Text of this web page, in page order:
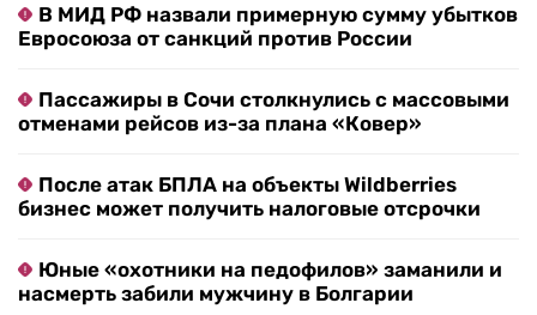
В МИД РФ назвали примерную сумму убытков
Евросоюза от санкций против России
Пассажиры в Сочи столкнулись с массовыми
отменами рейсов из-за плана «Ковер»
После атак БПЛА на объекты Wildberries
бизнес может получить налоговые отсрочки
Юные «охотники на педофилов» заманили и
насмерть забили мужчину в Болгарии